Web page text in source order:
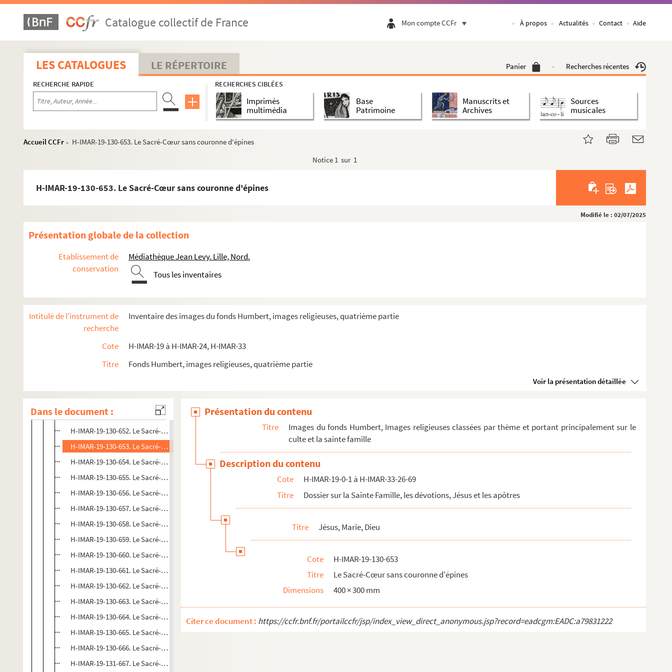
Catalogue collectif de France Mon compte CCFr À propos Actualités Contact Aide
LES CATALOGUES LE RÉPERTOIRE Panier Recherches récentes
RECHERCHE RAPIDE RECHERCHES CIBLÉES
Imprimés
multimédia
Base
Patrimoine
Manuscrits et
Archives
Sources
musicales
Accueil CCFr >
H-IMAR-19-130-653. Le Sacré-Cœur sans couronne d'épines
Notice 1 sur 1
H-IMAR-19-130-653. Le Sacré-Cœur sans couronne d'épines
Modifié le : 02/07/2025
Présentation globale de la collection
Etablissement de
conservation
Médiathèque Jean Levy. Lille, Nord.
Tous les inventaires
Intitulé de l'instrument de
recherche
Inventaire des images du fonds Humbert, images religieuses, quatrième partie
Cote
H-IMAR-19 à H-IMAR-24, H-IMAR-33
Titre
Fonds Humbert, images religieuses, quatrième partie
Voir la présentation détaillée
Dans le document :
H-IMAR-19-128-626. Le Sacré-Cœur sans couronne d'épines
H-IMAR-19-128-627. Le Sacré-Cœur sans couronne d'épines
H-IMAR-19-128-628. Le Sacré-Cœur sans couronne d'épines
H-IMAR-19-128-629. Le Sacré-Cœur sans couronne d'épines
H-IMAR-19-128-630. Le Sacré-Cœur sans couronne d'épines
H-IMAR-19-128-631. Le Sacré-Cœur sans couronne d'épines
H-IMAR-19-128-632. Le Sacré-Cœur sans couronne d'épines
H-IMAR-19-128-636. Le Sacré-Cœur sans couronne d'épines
H-IMAR-19-128-639. Le Sacré-Cœur sans couronne d'épines
H-IMAR-19-128-641. Le Sacré-Cœur sans couronne d'épines
H-IMAR-19-128-642. Le Sacré-Cœur sans couronne d'épines
H-IMAR-19-129-644. Le Sacré-Cœur sans couronne d'épines
H-IMAR-19-129-645. Le Sacré-Cœur sans couronne d'épines
H-IMAR-19-129-647. Le Sacré-Cœur sans couronne d'épines
H-IMAR-19-129-648. Le Sacré-Cœur sans couronne d'épines
H-IMAR-19-130-650. Le Sacré-Cœur sans couronne d'épines
H-IMAR-19-130-651. Le Sacré-Cœur sans couronne d'épines
H-IMAR-19-130-652. Le Sacré-Cœur sans couronne d'épines
H-IMAR-19-130-653. Le Sacré-Cœur sans couronne d'épines
H-IMAR-19-130-654. Le Sacré-Cœur sans couronne d'épines
H-IMAR-19-130-655. Le Sacré-Cœur sans couronne d'épines
H-IMAR-19-130-656. Le Sacré-Cœur sans couronne d'épines
H-IMAR-19-130-657. Le Sacré-Cœur sans couronne d'épines
H-IMAR-19-130-658. Le Sacré-Cœur sans couronne d'épines
H-IMAR-19-130-659. Le Sacré-Cœur sans couronne d'épines
H-IMAR-19-130-660. Le Sacré-Cœur sans couronne d'épines
H-IMAR-19-130-661. Le Sacré-Cœur sans couronne d'épines
H-IMAR-19-130-662. Le Sacré-Cœur sans couronne d'épines
H-IMAR-19-130-663. Le Sacré-Cœur sans couronne d'épines
H-IMAR-19-130-664. Le Sacré-Cœur sans couronne d'épines
H-IMAR-19-130-665. Le Sacré-Cœur sans couronne d'épines
H-IMAR-19-130-666. Le Sacré-Cœur sans couronne d'épines
H-IMAR-19-131-667. Le Sacré-Cœur sans couronne d'épines
Présentation du contenu
Titre
Images du fonds Humbert, Images religieuses classées par thème et portant principalement sur le
culte et la sainte famille
Description du contenu
Cote
H-IMAR-19-0-1 à H-IMAR-33-26-69
Titre
Dossier sur la Sainte Famille, les dévotions, Jésus et les apôtres
Titre Jésus, Marie, Dieu
Cote
H-IMAR-19-130-653
Titre
Le Sacré-Cœur sans couronne d'épines
Dimensions
400 × 300 mm
Citer ce document : https://ccfr.bnf.fr/portailccfr/jsp/index_view_direct_anonymous.jsp?record=eadcgm:EADC:a79831222